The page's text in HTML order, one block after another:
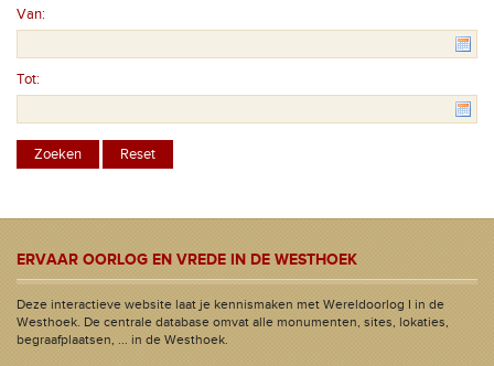
Van:
Tot:
ERVAAR OORLOG EN VREDE IN DE WESTHOEK
Deze interactieve website laat je kennismaken met Wereldoorlog I in de
Westhoek. De centrale database omvat alle monumenten, sites, lokaties,
begraafplaatsen, ... in de Westhoek.